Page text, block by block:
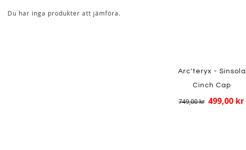
Arc'teryx - Sinsola
Cinch Cap
749,00 kr 499,00 kr
Du har inga produkter att jämföra.